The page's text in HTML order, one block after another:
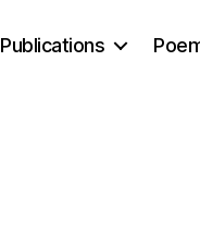
Publications